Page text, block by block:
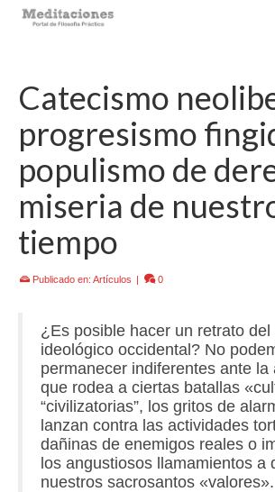
Catecismo
progresismo
populismo de
miseria de
tiempo
Publicado en: Artículos | 0
¿Es posible hacer un retrato del
ideológico occidental? No
permanecer indiferentes ante la
que rodea a ciertas batallas
“civilizatorias”, los gritos de
lanzan contra las actividades
dañinas de enemigos reales o
los angustiosos llamamientos a
nuestros sacrosantos «valores».